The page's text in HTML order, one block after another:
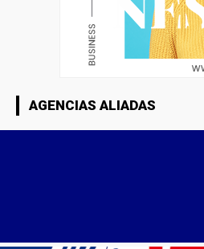
AGENCIAS ALIADAS